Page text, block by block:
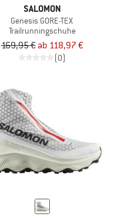
SALOMON
Genesis GORE-TEX
Trailrunningschuhe
169,95 € ab 118,97 €
(0)